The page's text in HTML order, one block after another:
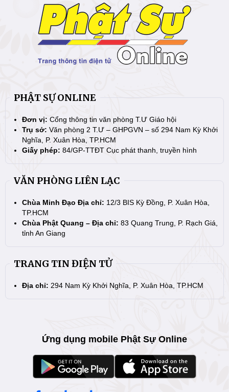
PHẬT SỰ ONLINE
Đơn vị: Cổng thông tin văn phòng T.Ư Giáo hội
Trụ sở: Văn phòng 2 T.Ư – GHPGVN – số 294 Nam Kỳ Khởi
Nghĩa, P. Xuân Hòa, TP.HCM
Giấy phép: 84/GP-TTĐT Cục phát thanh, truyền hình
VĂN PHÒNG LIÊN LẠC
Chùa Minh Đạo Địa chỉ: 12/3 BIS Kỳ Đồng, P. Xuân Hòa,
TP.HCM
Chùa Phật Quang – Địa chỉ: 83 Quang Trung, P. Rạch Giá,
tỉnh An Giang
TRANG TIN ĐIỆN TỬ
Địa chỉ: 294 Nam Kỳ Khởi Nghĩa, P. Xuân Hòa, TP.HCM
Ứng dụng mobile Phật Sự Online